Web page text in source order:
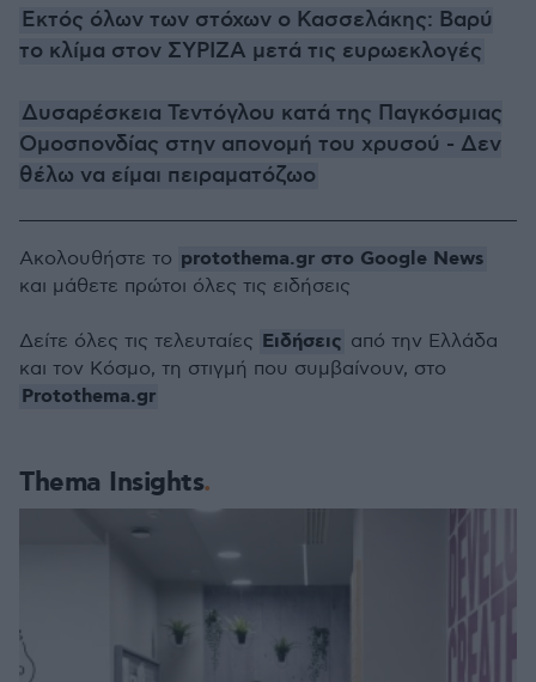
Εκτός όλων των στόχων ο Κασσελάκης: Βαρύ
το κλίμα στον ΣΥΡΙΖΑ μετά τις ευρωεκλογές
Δυσαρέσκεια Τεντόγλου κατά της Παγκόσμιας
Ομοσπονδίας στην απονομή του χρυσού - Δεν
θέλω να είμαι πειραματόζωο
Thema Insights
Ακολουθήστε το protothema.gr στο Google News
και μάθετε πρώτοι όλες τις ειδήσεις
Δείτε όλες τις τελευταίες Ειδήσεις από την Ελλάδα
και τον Κόσμο, τη στιγμή που συμβαίνουν, στο
Protothema.gr